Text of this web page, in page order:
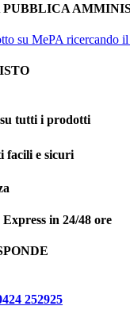
PUBBLICA
su MePA ricercando
tutti i prodotti
facili e sicuri
Express in 24/48 ore
252925